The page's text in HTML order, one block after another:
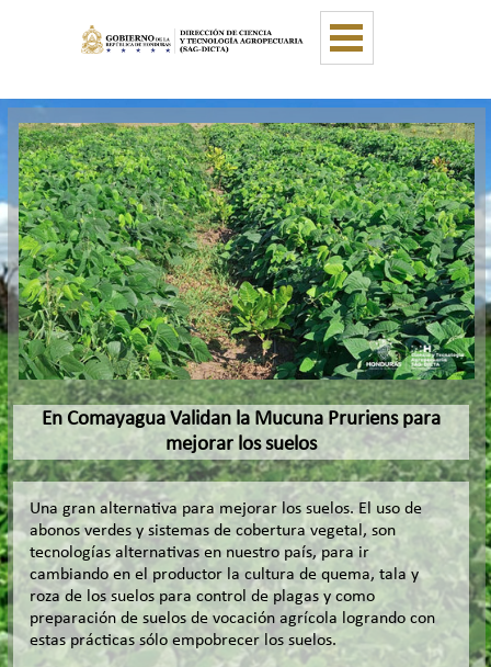
Saltar menú
En Comayagua Validan la Mucuna Pruriens para
mejorar los suelos
Una gran alternativa para mejorar los suelos. El uso de
abonos verdes y sistemas de cobertura vegetal, son
tecnologías alternativas en nuestro país, para ir
cambiando en el productor la cultura de quema, tala y
roza de los suelos para control de plagas y como
preparación de suelos de vocación agrícola logrando con
estas prácticas sólo empobrecer los suelos.